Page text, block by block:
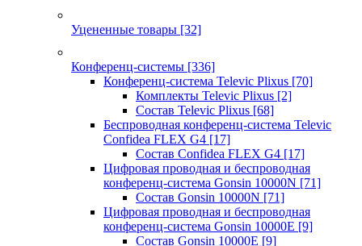
Уцененные товары [32]
Конференц-системы [336]
Конференц-система Televic Plixus [70]
Комплекты Televic Plixus [2]
Состав Televic Plixus [68]
Беспроводная конференц-система Televic
Confidea FLEX G4 [17]
Состав Confidea FLEX G4 [17]
Цифровая проводная и беспроводная
конференц-система Gonsin 10000N [71]
Состав Gonsin 10000N [71]
Цифровая проводная и беспроводная
конференц-система Gonsin 10000E [9]
Состав Gonsin 10000E [9]